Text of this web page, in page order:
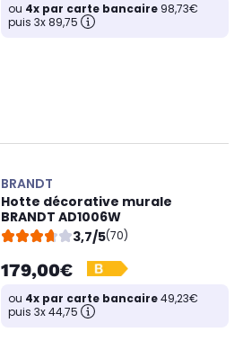
ou 4x par carte bancaire 98,73€
puis 3x 89,75
BRANDT
Hotte décorative murale
BRANDT AD1006W
3,7/5(70)
179,00€
ou 4x par carte bancaire49,23€
puis 3x 44,75